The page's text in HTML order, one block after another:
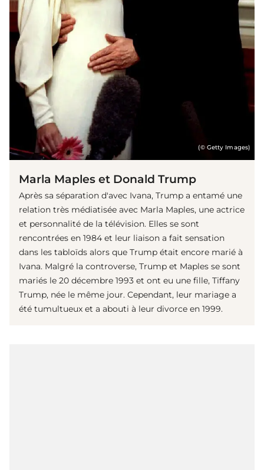
(© Getty Images)
Marla Maples et Donald Trump
Après sa séparation d'avec Ivana, Trump a entamé une
relation très médiatisée avec Marla Maples, une actrice
et personnalité de la télévision. Elles se sont
rencontrées en 1984 et leur liaison a fait sensation
dans les tabloïds alors que Trump était encore marié à
Ivana. Malgré la controverse, Trump et Maples se sont
mariés le 20 décembre 1993 et ont eu une fille, Tiffany
Trump, née le même jour. Cependant, leur mariage a
été tumultueux et a abouti à leur divorce en 1999.